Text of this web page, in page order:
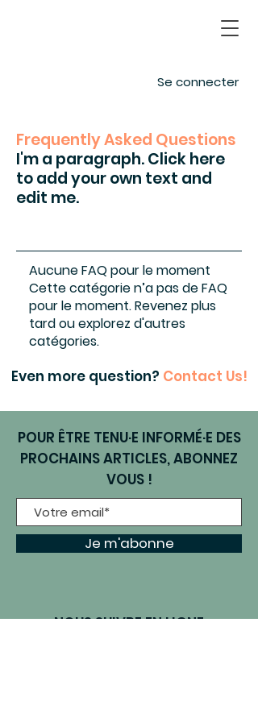
Se connecter
Frequently Asked Questions
I'm a paragraph. Click here
to add your own text and
edit me.
Aucune FAQ pour le moment
Cette catégorie n’a pas de FAQ
pour le moment. Revenez plus
tard ou explorez d'autres
catégories.
Even more question? Contact Us!
POUR ÊTRE TENU·E INFORMÉ·E DES
PROCHAINS ARTICLES, ABONNEZ
VOUS !
Je m'abonne
NOUS SUIVRE EN LIGNE